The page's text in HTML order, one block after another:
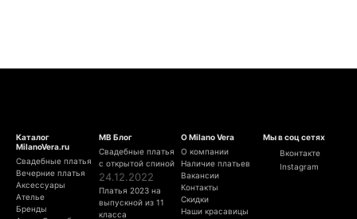
Каталог
MilanoVera.ru
Свадебные платья
Вечерние платья
Аксессуары
Ателье
Бренды
МВ Блог
Свадебные платья
с открытой спиной
24.12.2022
Платья 2023 на
выпускной из 11
класса
О Milano Vera
О компании
Наличие платьев
Вакансии
Контакты
Скидки
Наши красавицы
Мы в соц сетях
Вконтакте
Instagram